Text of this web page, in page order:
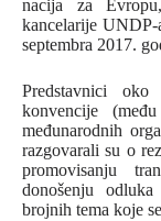
nacija za
kancelarije
septembra 2017.
Predstavnici
konvencije
međunarodnih
razgovarali su o
promovisanju
donošenju
brojnih tema koje